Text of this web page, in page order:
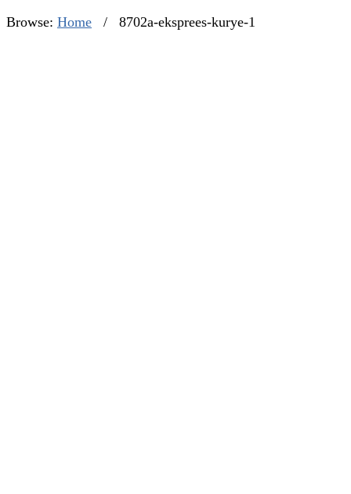
Browse: Home / 8702a-eksprees-kurye-1